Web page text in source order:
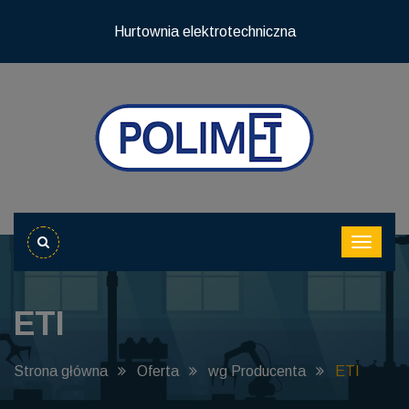
Hurtownia elektrotechniczna
ETI
Strona główna Oferta wg Producenta ETI